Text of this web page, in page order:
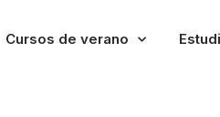
Cursos de verano